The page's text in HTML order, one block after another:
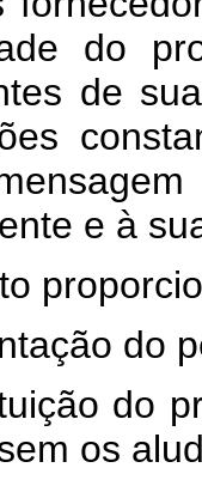
do
de
e à
do
do
os